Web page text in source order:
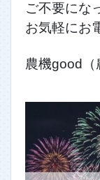
ご不要にな
お気軽にお
農機good